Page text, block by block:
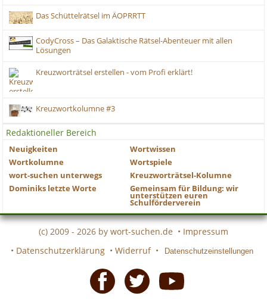
Das Schüttelrätsel im ÄOPRRTT
CodyCross – Das Galaktische Rätsel-Abenteuer mit allen
Lösungen
Kreuzworträtsel erstellen - vom Profi erklärt!
Kreuzwortkolumne #3
Redaktioneller Bereich
Neuigkeiten
Wortwissen
Wortkolumne
Wortspiele
wort-suchen unterwegs
Kreuzworträtsel-Kolumne
Dominiks letzte Worte
Gemeinsam für Bildung: wir
unterstützen euren
Schulförderverein
(c) 2009 - 2026 by wort-suchen.de • Impressum
• Datenschutzerklärung • Widerruf • Datenschutzeinstellungen